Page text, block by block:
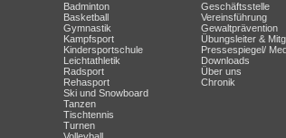
Badminton
Basketball
Gymnastik
Kampfsport
Kindersportschule
Leichtathletik
Radsport
Rehasport
Ski und Snowboard
Tanzen
Tischtennis
Turnen
Geschäftsstelle
Vereinsführung
Gewaltprävention
Übungsleiter &
Pressespiegel/
Downloads
Über uns
Chronik